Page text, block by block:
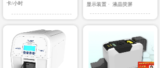
显示装置 · 液晶荧屏
卡/小时